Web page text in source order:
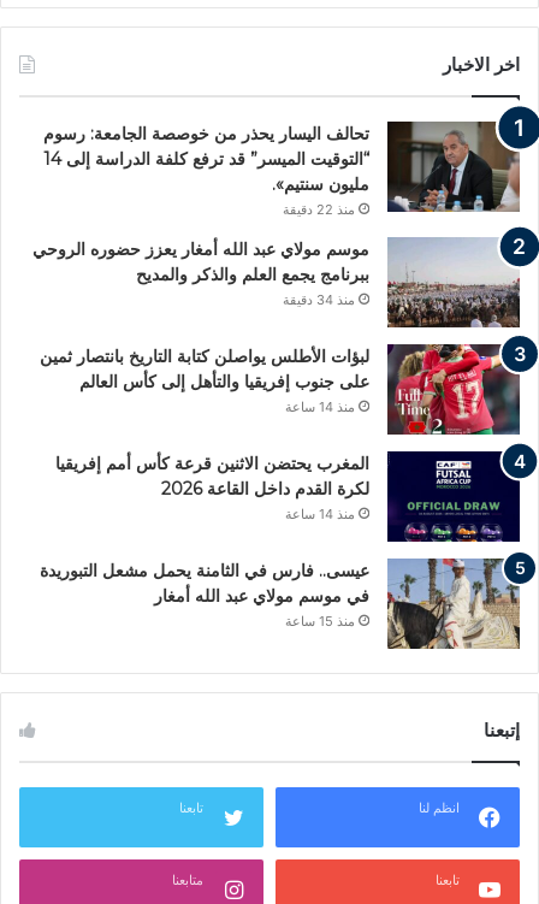
اخر الاخبار
تحالف اليسار يحذر من خوصصة الجامعة: رسوم
“التوقيت الميسر” قد ترفع كلفة الدراسة إلى 14
مليون سنتيم».
منذ 22 دقيقة
موسم مولاي عبد الله أمغار يعزز حضوره الروحي
ببرنامج يجمع العلم والذكر والمديح
منذ 34 دقيقة
لبؤات الأطلس يواصلن كتابة التاريخ بانتصار ثمين
على جنوب إفريقيا والتأهل إلى كأس العالم
منذ 14 ساعة
المغرب يحتضن الاثنين قرعة كأس أمم إفريقيا
لكرة القدم داخل القاعة 2026
منذ 14 ساعة
عيسى.. فارس في الثامنة يحمل مشعل التبوريدة
في موسم مولاي عبد الله أمغار
منذ 15 ساعة
إتبعنا
انظم لنا تابعنا
تابعنا متابعنا